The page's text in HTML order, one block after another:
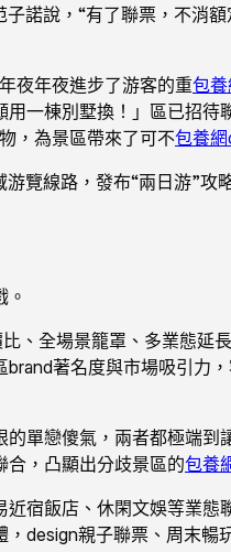
諾說，“有了聯票，不消
夜年夜進步了游客的重包養
用一棟別墅換！」區已招
，為景區帶來了可不包養
線路，發布“兩日游”攻
、全場景籠罩、多業態延
著名度與市場吸引力
單戀傻氣，兩者都極端
合，凸顯出分歧景區的包養
宿飯店、休閑文娛等業
design親子聯票、周末暢